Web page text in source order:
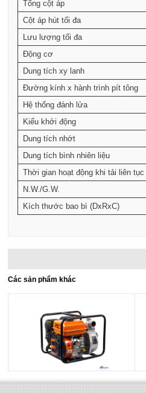
Tổng cột áp
Cột áp hút tối đa
Lưu lượng tối đa
Động cơ
Dung tích xy lanh
Đường kính x hành trình pít tông
Hệ thống đánh lửa
Kiểu khởi động
Dung tích nhớt
Dung tích bình nhiên liệu
Thời gian hoạt động khi tải liên tục
N.W./G.W.
Kích thước bao bì (DxRxC)
Các sản phẩm khác